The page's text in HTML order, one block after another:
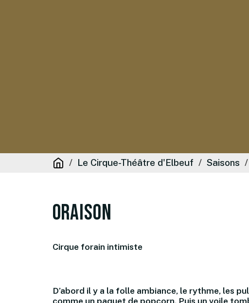
Le Cirque-Théâtre d'Elbeuf Saisons
Oraison
Cirque forain intimiste
D’abord il y a la folle ambiance, le rythme, les
comme un paquet de popcorn. Puis un voile